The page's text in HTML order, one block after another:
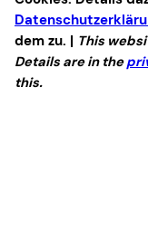
dem zu. | This
Details are in the
this.